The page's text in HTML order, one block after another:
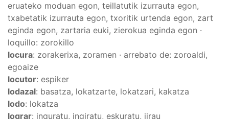
eruateko moduan egon, teillatutik izurrauta egon,
txabetatik izurrauta egon, txoritik urtenda egon, zart
eginda egon, zartaria euki, zierokua eginda egon ·
loquillo: zorokillo
locura: zorakerixa, zoramen · arrebato de: zoroaldi,
egoaize
locutor: espiker
lodazal: basatza, lokatzarte, lokatzari, kakatza
lodo: lokatza
lograr: inguratu, ingiratu, eskuratu, jirau